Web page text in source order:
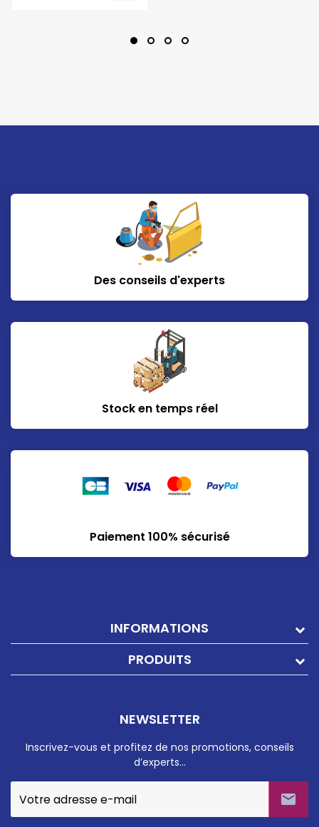
Des conseils d'experts
Stock en temps réel
Paiement 100% sécurisé
INFORMATIONS
PRODUITS
NEWSLETTER
Inscrivez-vous et profitez de nos promotions, conseils
d’experts…
